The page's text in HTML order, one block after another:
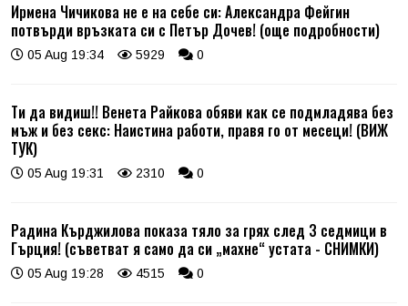
Ирмена Чичикова не е на себе си: Александра Фейгин
потвърди връзката си с Петър Дочев! (още подробности)
05 Aug 19:34 5929 0
Ти да видиш!! Венета Райкова обяви как се подмладява без
мъж и без секс: Наистина работи, правя го от месеци! (ВИЖ
ТУК)
05 Aug 19:31 2310 0
Радина Кърджилова показа тяло за грях след 3 седмици в
Гърция! (съветват я само да си „махне“ устата - СНИМКИ)
05 Aug 19:28 4515 0